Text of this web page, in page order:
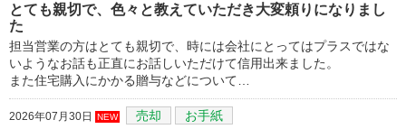
とても親切で、色々と教えていただき大変頼りになりまし
た
担当営業の方はとても親切で、時には会社にとってはプラスではな
いようなお話も正直にお話しいただけて信用出来ました。
また住宅購入にかかる贈与などについて…
2026年07月30日 NEW 売却 お手紙